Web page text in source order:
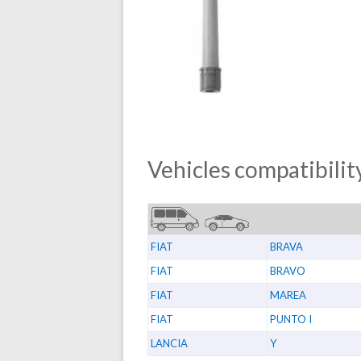
Vehicles
FIAT
BRAVA
FIAT
BRAVO
FIAT
MAREA
FIAT
PUNTO I
LANCIA
Y